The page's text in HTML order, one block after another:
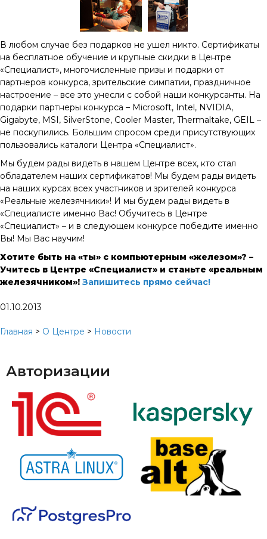
В любом случае без подарков не ушел никто. Сертификаты
на бесплатное обучение и крупные скидки в Центре
«Специалист», многочисленные призы и подарки от
партнеров конкурса, зрительские симпатии, праздничное
настроение – все это унесли с собой наши конкурсанты. На
подарки партнеры конкурса – Microsoft, Intel, NVIDIA,
Gigabyte, MSI, SilverStone, Cooler Master, Thermaltake, GEIL –
не поскупились. Большим спросом среди присутствующих
пользовались каталоги Центра «Специалист».
Мы будем рады видеть в нашем Центре всех, кто стал
обладателем наших сертификатов! Мы будем рады видеть
на наших курсах всех участников и зрителей конкурса
«Реальные железячники»! И мы будем рады видеть в
«Специалисте именно Вас! Обучитесь в Центре
«Специалист» – и в следующем конкурсе победите именно
Вы! Мы Вас научим!
Хотите быть на «ты» с компьютерным «железом»? –
Учитесь в Центре «Специалист» и станьте «реальным
железячником»! Запишитесь прямо сейчас!
01.10.2013
Главная > О Центре > Новости
Авторизации